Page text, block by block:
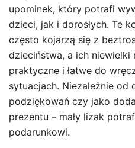
upominek, który potrafi
dzieci, jak i dorosłych. Te
często kojarzą się z
dzieciństwa, a ich niewielki
praktyczne i łatwe do
sytuacjach. Niezależnie od
podziękowań czy jako
prezentu – mały lizak
podarunkowi.